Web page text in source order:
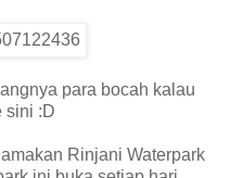
para bocah kalau
sini :D
Rinjani Waterpark